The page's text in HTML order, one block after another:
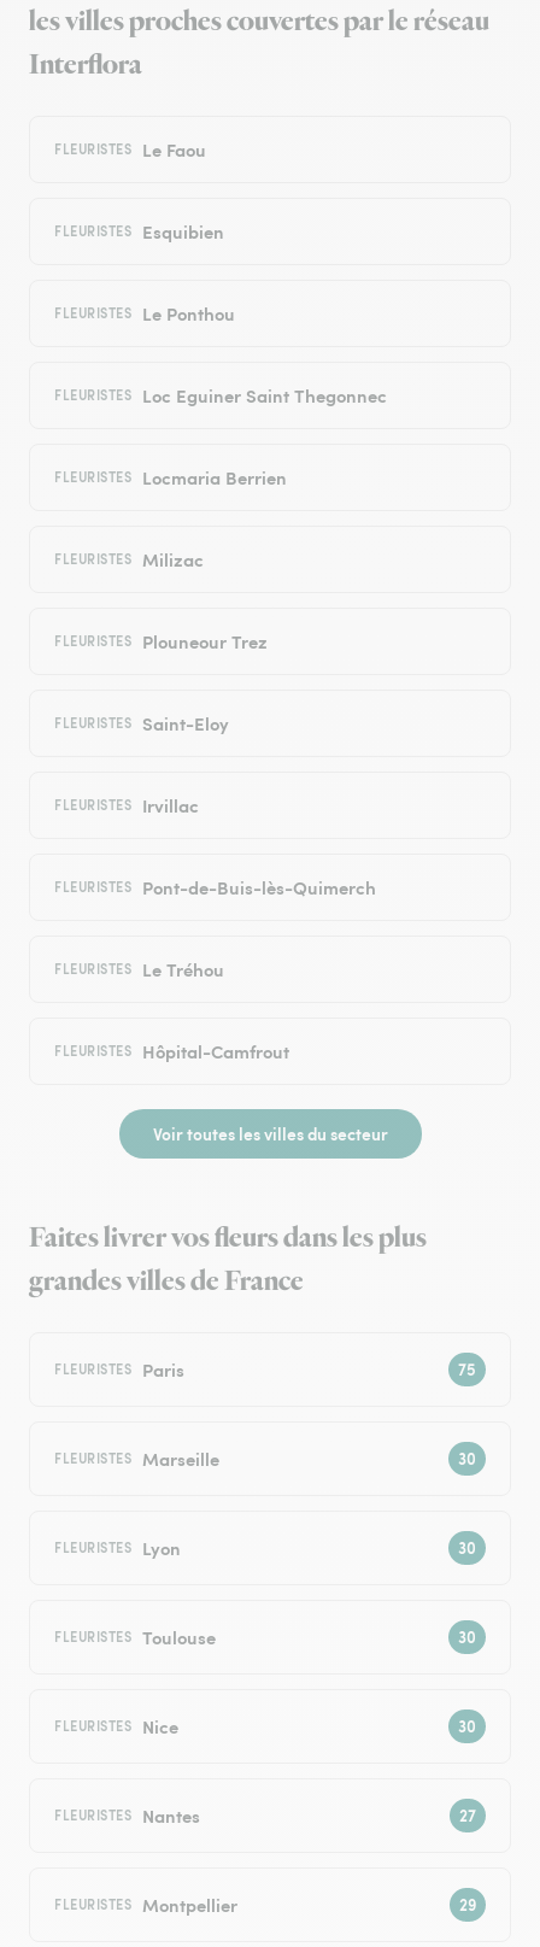
les villes proches couvertes par le réseau
Interflora
FLEURISTES Le Faou
FLEURISTES Esquibien
FLEURISTES Le Ponthou
FLEURISTES Loc Eguiner Saint Thegonnec
FLEURISTES Locmaria Berrien
FLEURISTES Milizac
FLEURISTES Plouneour Trez
FLEURISTES Saint-Eloy
FLEURISTES Irvillac
FLEURISTES Pont-de-Buis-lès-Quimerch
FLEURISTES Le Tréhou
FLEURISTES Hôpital-Camfrout
Voir toutes les villes du secteur
Faites livrer vos fleurs dans les plus
grandes villes de France
FLEURISTES Paris
FLEURISTES Marseille
FLEURISTES Lyon
FLEURISTES Toulouse
FLEURISTES Nice
FLEURISTES Nantes
FLEURISTES Montpellier